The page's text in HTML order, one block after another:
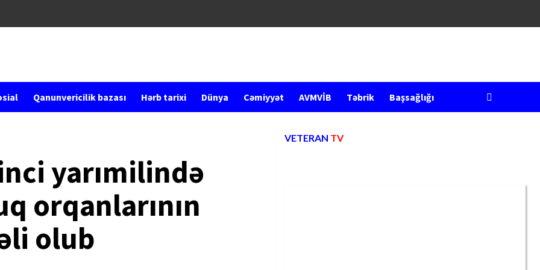
Qanunvericilik bazası Hərb tarixi Dünya Cəmiyyət AVMVİB Təbrik Başsağlığı
yarımilində
orqanlarının
olub
VETERAN TV